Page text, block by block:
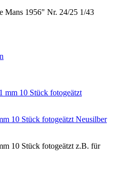
Mans 1956" Nr. 24/25 1/43
10 Stück fotogeätzt Neusilber
10 Stück fotogeätzt z.B. für